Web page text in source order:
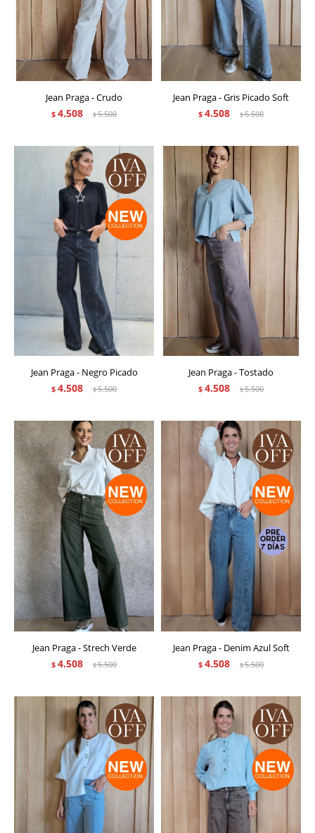
Jean Praga - Crudo
$ 4.508 $5.500
Jean Praga - Gris Picado Soft
$ 4.508 $5.500
Jean Praga - Negro Picado
$ 4.508 $5.500
Jean Praga - Tostado
$ 4.508 $5.500
Jean Praga - Strech Verde
$ 4.508 $5.500
Jean Praga - Denim Azul Soft
$ 4.508 $5.500